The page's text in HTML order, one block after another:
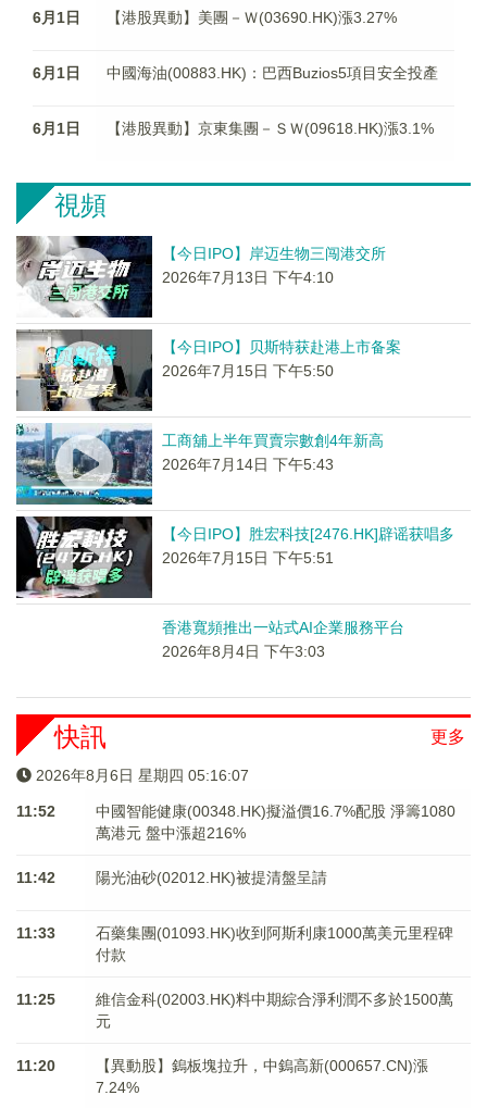
6月1日 【港股異動】美團－Ｗ(03690.HK)漲3.27%
6月1日 中國海油(00883.HK)：巴西Buzios5項目安全投產
6月1日 【港股異動】京東集團－ＳＷ(09618.HK)漲3.1%
視頻
【今日IPO】岸迈生物三闯港交所
2026年7月13日 下午4:10
【今日IPO】贝斯特获赴港上市备案
2026年7月15日 下午5:50
工商舖上半年買賣宗數創4年新高
2026年7月14日 下午5:43
【今日IPO】胜宏科技[2476.HK]辟谣获唱多
2026年7月15日 下午5:51
香港寬頻推出一站式AI企業服務平台
2026年8月4日 下午3:03
更多
快訊
2026年8月6日 星期四 05:16:07
11:52
中國智能健康(00348.HK)擬溢價16.7%配股 淨籌1080
萬港元 ​​​​​​​盤中漲超216%
11:42 陽光油砂(02012.HK)被提清盤呈請
11:33
石藥集團(01093.HK)收到阿斯利康1000萬美元里程碑
付款
11:25
維信金科(02003.HK)料中期綜合淨利潤不多於1500萬
元
11:20
【異動股】鎢板塊拉升，中鎢高新(000657.CN)漲
7.24%